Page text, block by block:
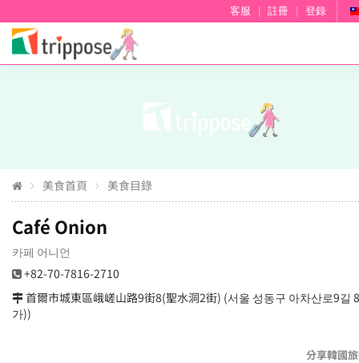
客服 註冊 登錄
美食首頁 美食目錄
Café Onion
카페 어니언
+82-70-7816-2710
首爾市城東區峨嵯山路9街8(聖水洞2街) (서울 성동구 아차산로9길
가))
分享韓國